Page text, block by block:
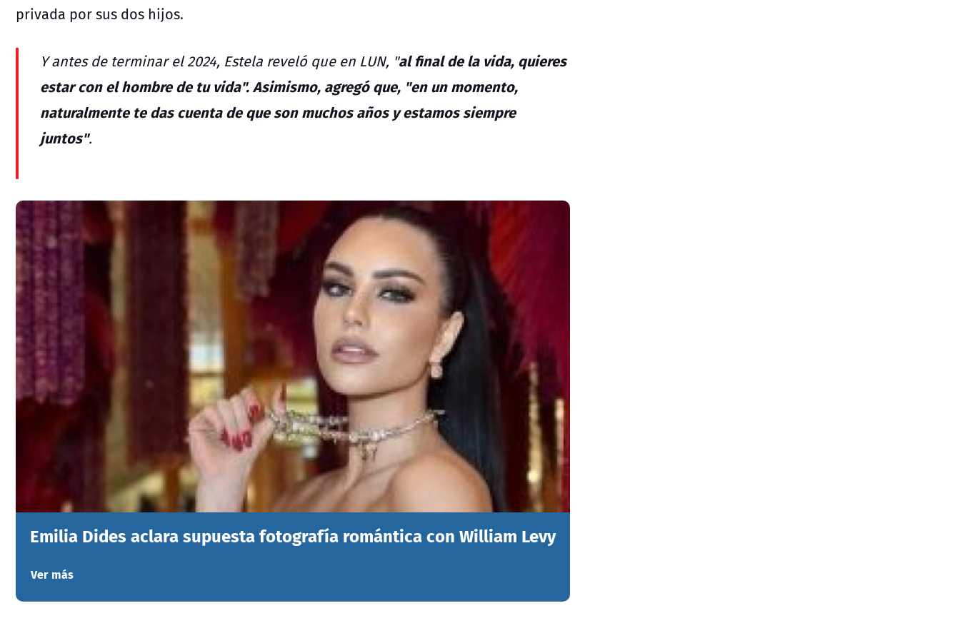
privada por sus dos hijos.
Y antes de terminar el 2024, Estela reveló que en LUN, "al final de la vida, quieres
estar con el hombre de tu vida". Asimismo, agregó que, "en un momento,
naturalmente te das cuenta de que son muchos años y estamos siempre
juntos".
Emilia Dides aclara supuesta fotografía romántica con William Levy
Ver más